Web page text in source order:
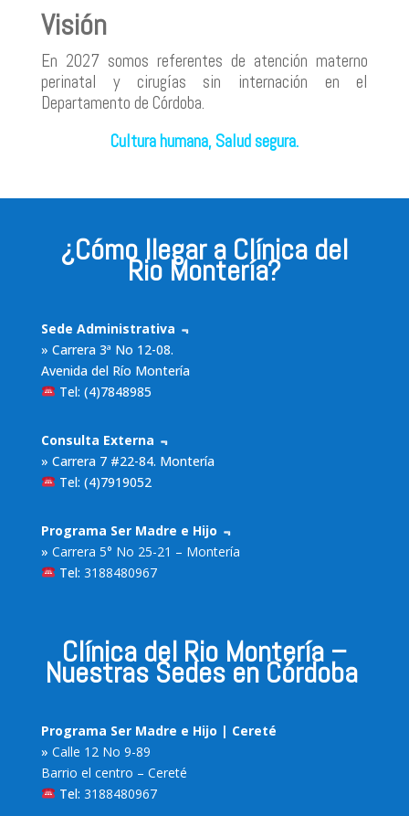
Visión
En 2027 somos referentes de atención materno
perinatal y cirugías sin internación en el
Departamento de Córdoba.
Cultura humana, Salud segura.
¿Cómo llegar a Clínica del
Rio Montería?
Sede Administrativa ﹃
» Carrera 3ª No 12-08.
Avenida del Río Montería
Tel: (4)7848985
Consulta Externa ﹃
» Carrera 7 #22-84. Montería
Tel: (4)7919052
Programa Ser Madre e Hijo ﹃
» Carrera 5° No 25-21 – Montería
Tel: 3188480967
Clínica del Rio Montería –
Nuestras Sedes en Córdoba
Programa Ser Madre e Hijo | Cereté
» Calle 12 No 9-89
Barrio el centro – Cereté
Tel: 3188480967